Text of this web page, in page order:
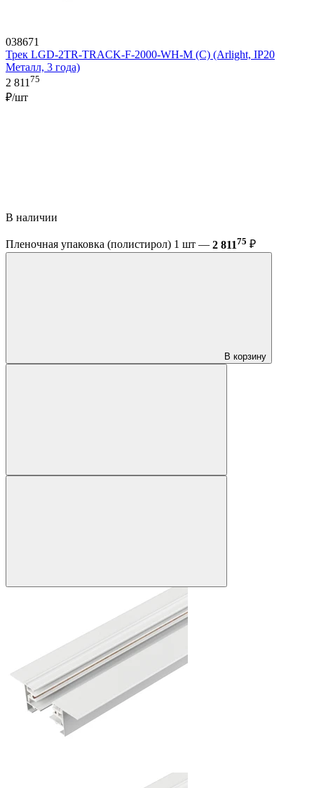
038671
Трек LGD-2TR-TRACK-F-2000-WH-M (C) (Arlight, IP20
Металл, 3 года)
2 81175
₽/шт
В наличии
Пленочная упаковка (полистирол) 1 шт — 2 81175 ₽
В корзину